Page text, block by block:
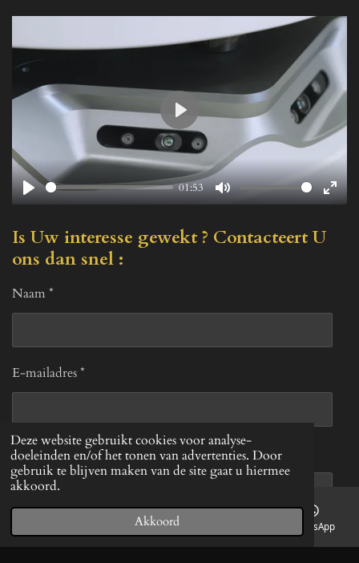
Deze website gebruikt cookies voor analyse-
doeleinden en/of het tonen van advertenties. Door
gebruik te blijven maken van de site gaat u hiermee
akkoord.
Akkoord
P
l
a
y
01:53
M
u
t
E
f
c
e
P
l
a
y
Is Uw interesse gewekt ? Contacteert U
ons dan snel :
Naam *
E-mailadres *
Bericht *
Telefoonnummer WhatsApp